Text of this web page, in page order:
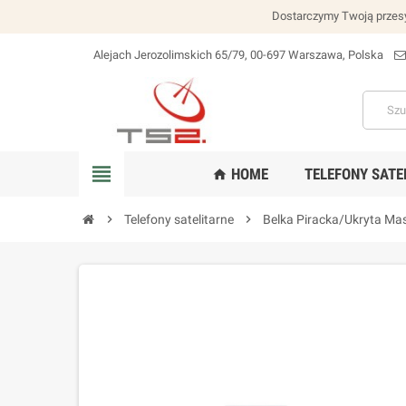
Dostarczymy Twoją
lokalizacja_na
Alejach Jerozolimskich 65/79, 00-697 Warszawa, Polska
view_headline home HOME TELEFONY
chevron_right Telefony satelitarne chevron_right Belka Piracka/Ukryta